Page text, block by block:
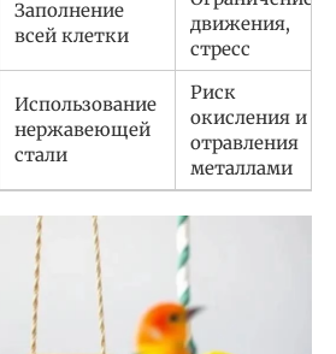
Заполнение
всей клетки
движения,
стресс
Использование
нержавеющей
стали
Риск
окисления и
отравления
металлами